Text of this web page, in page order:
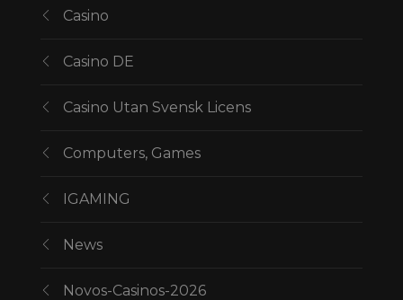
Casino
Casino DE
Casino Utan Svensk Licens
Computers, Games
IGAMING
News
Novos-Casinos-2026